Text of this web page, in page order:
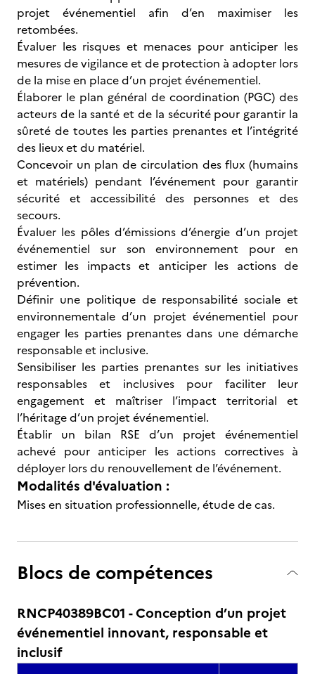
projet événementiel afin d’en maximiser les
retombées.
Évaluer les risques et menaces pour anticiper les
mesures de vigilance et de protection à adopter lors
de la mise en place d’un projet événementiel.
Élaborer le plan général de coordination (PGC) des
acteurs de la santé et de la sécurité pour garantir la
sûreté de toutes les parties prenantes et l’intégrité
des lieux et du matériel.
Concevoir un plan de circulation des flux (humains
et matériels) pendant l’événement pour garantir
sécurité et accessibilité des personnes et des
secours.
Évaluer les pôles d’émissions d’énergie d’un projet
événementiel sur son environnement pour en
estimer les impacts et anticiper les actions de
prévention.
Définir une politique de responsabilité sociale et
environnementale d’un projet événementiel pour
engager les parties prenantes dans une démarche
responsable et inclusive.
Sensibiliser les parties prenantes sur les initiatives
responsables et inclusives pour faciliter leur
engagement et maîtriser l’impact territorial et
l’héritage d’un projet événementiel.
Établir un bilan RSE d’un projet événementiel
achevé pour anticiper les actions correctives à
déployer lors du renouvellement de l’événement.
Modalités d'évaluation :
Mises en situation professionnelle, étude de cas.
Blocs de compétences
RNCP40389BC01 - Conception d’un projet
événementiel innovant, responsable et
inclusif